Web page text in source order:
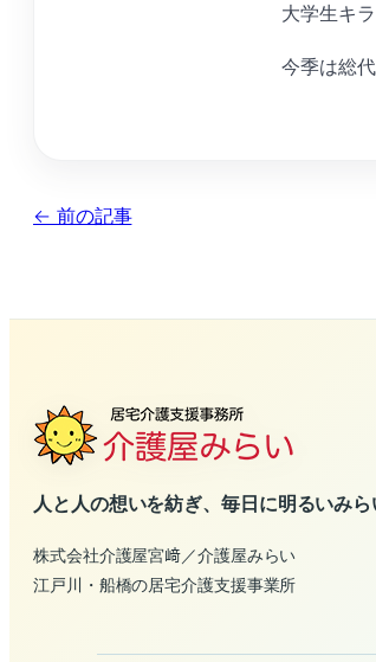
大学生キ
今季は総
← 前の記事
人と人の想いを紡ぎ、毎日に明るいみら
株式会社介護屋宮﨑／介護屋みらい
江戸川・船橋の居宅介護支援事業所